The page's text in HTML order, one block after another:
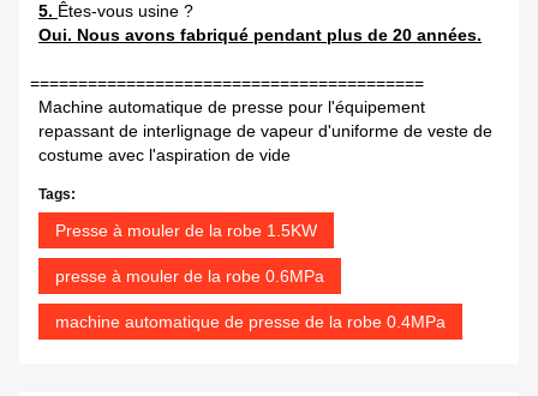
5. Êtes-vous usine ?
Oui. Nous avons fabriqué pendant plus de 20 années.
=========================================
Machine automatique de presse pour l'équipement
repassant de interlignage de vapeur d'uniforme de veste de
costume avec l'aspiration de vide
Tags:
Presse à mouler de la robe 1.5KW
presse à mouler de la robe 0.6MPa
machine automatique de presse de la robe 0.4MPa